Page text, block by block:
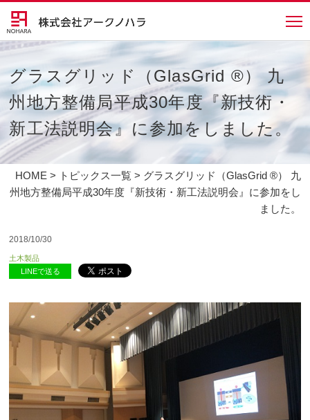
グラスグリッド（GlasGrid ®） 九
州地方整備局平成30年度『新技術・
新工法説明会』に参加をしました。
HOME > トピックス一覧 > グラスグリッド（GlasGrid ®） 九
州地方整備局平成30年度『新技術・新工法説明会』に参加をし
ました。
2018/10/30
土木製品
LINEで送る